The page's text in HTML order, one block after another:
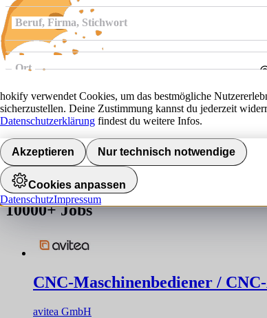
Beruf, Firma, Stichwort
Ort
Jobs finden
Job nicht gefunden!
Die gesuchte Stelle ist leider nicht mehr verfügbar. Hier
10000+Jobs
CNC-Maschinenbediener /
avitea GmbH
hokify verwendet Cookies, um das bestmögliche
sicherzustellen. Deine Zustimmung kannst du jederzeit
Datenschutzerklärung findest du weitere Infos.
Akzeptieren Nur technisch notwendige
Cookies anpassen
DatenschutzImpressum